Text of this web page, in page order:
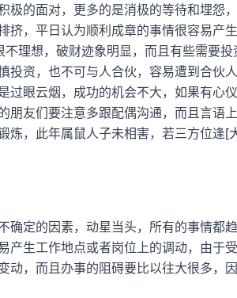
极的面对，更多的是消极的等待和埋怨
挤，平日认为顺利成章的事情很容易产
理想，破财迹象明显，而且有些需要
投资，也不可与人合伙，容易遭到合伙
过眼云烟，成功的机会不大，如果有心
朋友们要注意多跟配偶沟通，而且言语
炼，此年属鼠人子未相害，若三方位逢[
确定的因素，动星当头，所有的事情都
产生工作地点或者岗位上的调动，由于
动，而且办事的阻碍要比以往大很多，